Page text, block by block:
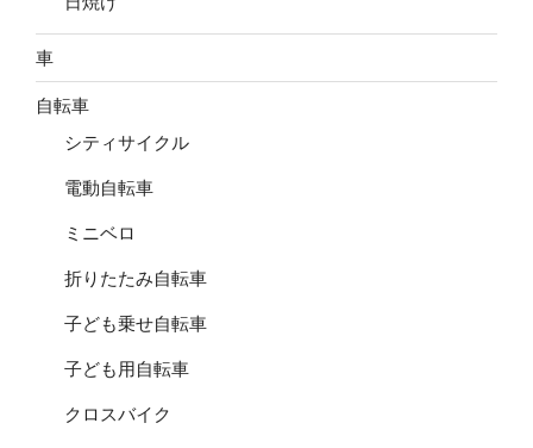
車
自転車
シティサイクル
電動自転車
ミニベロ
折りたたみ自転車
子ども乗せ自転車
子ども用自転車
クロスバイク